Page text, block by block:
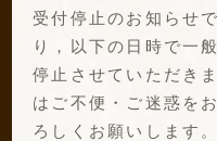
受付停止のお知らせ
り，以下の日時で一
停止させていただき
はご不便・ご迷惑を
ろしくお願いします